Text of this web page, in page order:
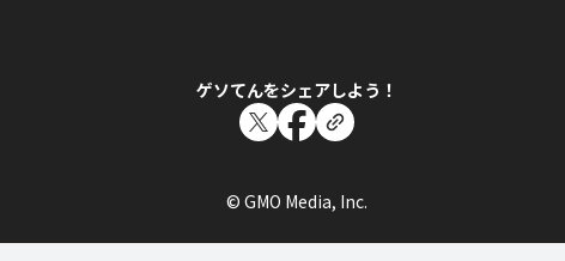
keikopin さんが「はじめてのソリティア」バ
ゲソてんをシェアしよう！
© GMO Media, Inc.